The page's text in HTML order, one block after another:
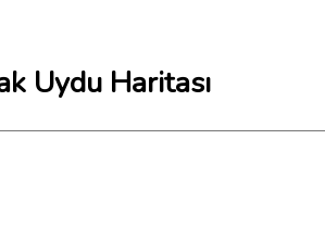
Uydu Haritası